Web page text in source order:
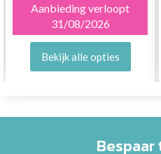
Aanbieding verloopt
31/08/2026
Bekijk alle opties
Bespaar